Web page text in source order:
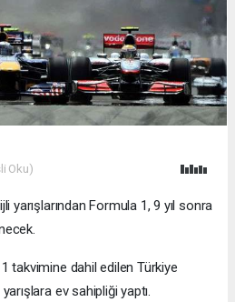
Oku)
yarışlarından Formula 1, 9 yıl sonra
takvimine dahil edilen Türkiye
ev sahipliği yaptı.